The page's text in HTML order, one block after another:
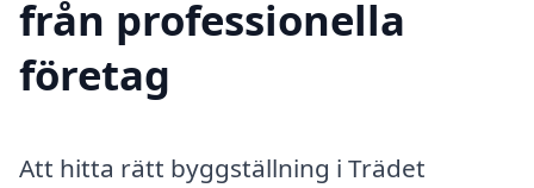
från professionella
företag
Att hitta rätt byggställning i Trädet